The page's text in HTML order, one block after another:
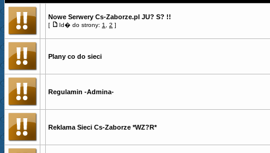
Nowe Serwery Cs-Zaborze.pl JU? S? !!
[ Id� do strony: 1 2 ]
Plany co do sieci
Regulamin -Admina-
Reklama Sieci Cs-Zaborze *WZ?R*